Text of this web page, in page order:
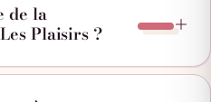
de la
Plaisirs ?